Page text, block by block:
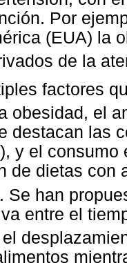
Por
(EUA) la
de la
factores
obesidad, el
destacan las
y el
de dietas con
Se han
entre el
el